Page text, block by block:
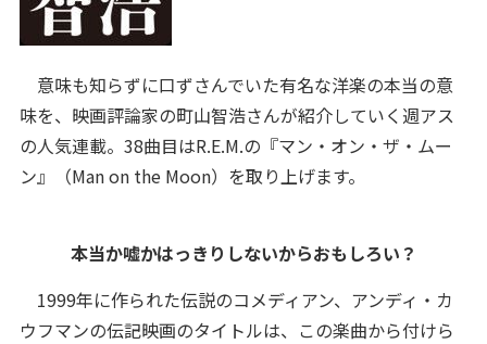
意味も知らずに口ずさんでいた有名な洋楽の本当の意
味を、映画評論家の町山智浩さんが紹介していく週アス
の人気連載。38曲目はR.E.M.の『マン・オン・ザ・ムー
ン』（Man on the Moon）を取り上げます。
本当か嘘かはっきりしないからおもしろい？
1999年に作られた伝説のコメディアン、アンディ・カ
ウフマンの伝記映画のタイトルは、この楽曲から付けら